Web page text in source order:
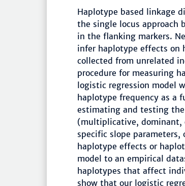
Haplotype based linkage
the single locus approach
in the flanking markers.
infer haplotype effects on
collected from unrelated
procedure for measuring
logistic regression model
haplotype frequency as a
estimating and testing
(multiplicative, dominant,
specific slope
haplotype effects or
model to an empirical
haplotypes that affect
show that our logistic